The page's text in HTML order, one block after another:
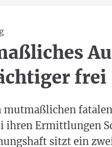
frei
mutmaßlichen
ihren Ermittlungen
sitzt ein